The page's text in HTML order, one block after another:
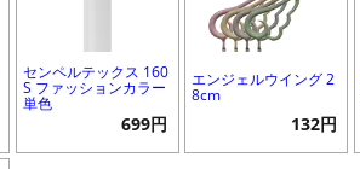
センペルテックス 160
S ファッションカラー
単色
699円
エンジェルウイング 2
8cm
132円